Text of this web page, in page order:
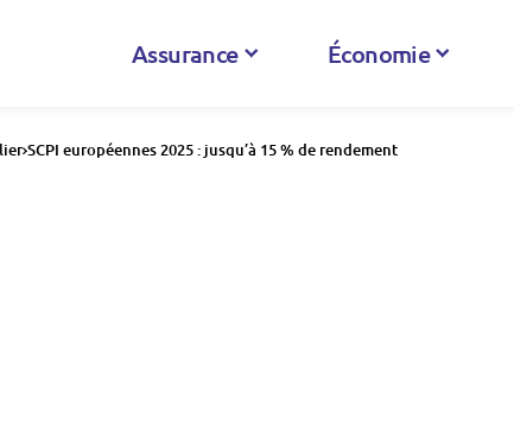
Assurance Économie
SCPI européennes 2025 : jusqu’à 15 % de rendement